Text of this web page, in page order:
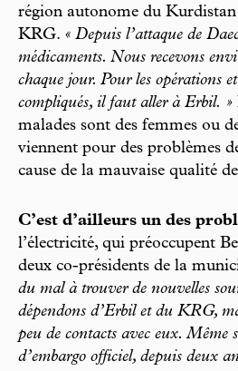
région autonome du Kurdistan
KRG. « Depuis l’attaque de
médicaments. Nous recevons
chaque jour. Pour les opérations
compliqués, il faut aller à Erbil. »
malades sont des femmes ou
viennent pour des problèmes
cause de la mauvaise qualité
C’est d’ailleurs un des
l’électricité, qui préoccupent
deux co-présidents de la
du mal à trouver de nouvelles
dépendons d’Erbil et du KRG,
peu de contacts avec eux. Même
d’embargo officiel, depuis deux